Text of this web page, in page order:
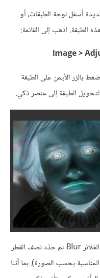
أسفل لوحة الطبقات، أو
الطبقة. اذهب إلى القائمة:
Image >
بالزر الأيمن على الطبقة
اختر الفلتر Gaussian Blur من قائمة الفلاتر Blur ثم حدّد نصف القطر
بحسب الصورة). بما أننا